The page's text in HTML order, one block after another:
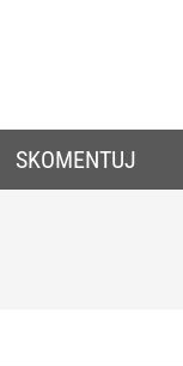
SKOMENTUJ